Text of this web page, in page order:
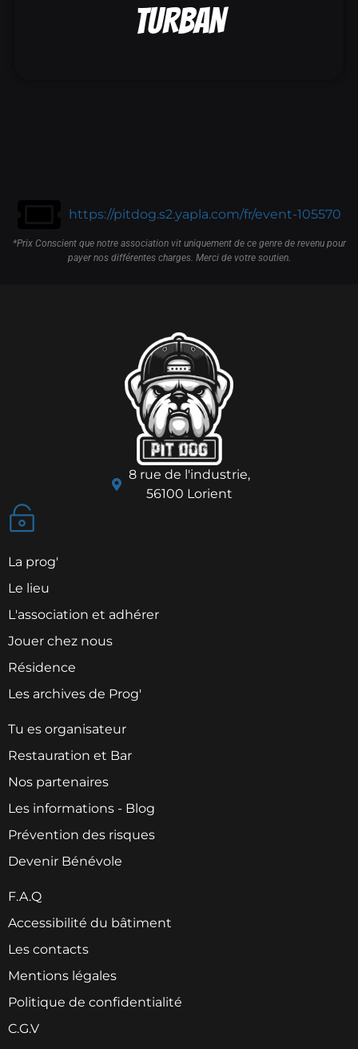
TURBAN
https://pitdog.s2.yapla.com/fr/event-105570
*Prix Conscient que notre association vit uniquement de ce genre de revenu pour
payer nos différentes charges. Merci de votre soutien.
8 rue de l'industrie,
56100 Lorient
La prog'
Le lieu
L'association et adhérer
Jouer chez nous
Résidence
Les archives de Prog'
Tu es organisateur
Restauration et Bar
Nos partenaires
Les informations - Blog
Prévention des risques
Devenir Bénévole
F.A.Q
Accessibilité du bâtiment
Les contacts
Mentions légales
Politique de confidentialité
C.G.V